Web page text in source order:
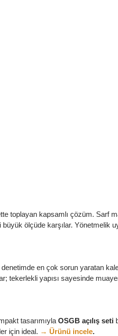
toplayan kapsamlı çözüm. Sarf
ölçüde karşılar. Yönetmelik
en çok sorun yaratan
tekerlekli yapısı sayesinde
tasarımıyla OSGB açılış seti
için ideal. → Ürünü incele.